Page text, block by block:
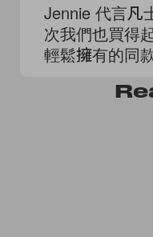
Jennie 代言凡
次我們也買得
輕鬆擁有的同